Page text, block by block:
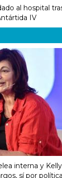
al hospital
IV
interna y
sí por